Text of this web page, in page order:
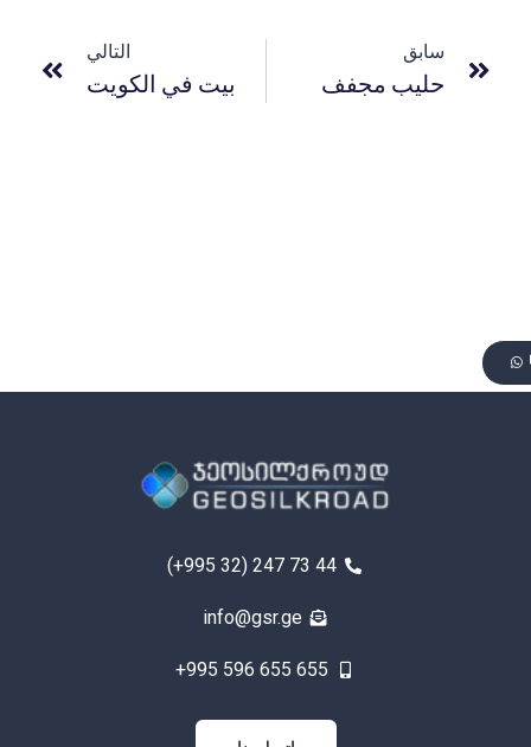
سابق
حليب مجفف
التالي
بيت في الكويت
(+995 32) 247 73 44
info@gsr.ge
+995 596 655 655